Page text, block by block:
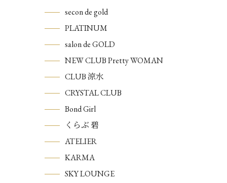
secon de gold
PLATINUM
salon de GOLD
NEW CLUB Pretty WOMAN
CLUB 涼水
CRYSTAL CLUB
Bond Girl
くらぶ 碧
ATELIER
KARMA
SKY LOUNGE